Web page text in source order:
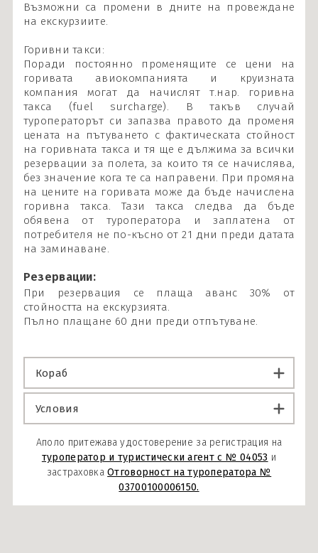
Възможни са промени в дните на провеждане
на екскурзиите.
Горивни такси:
Поради постоянно променящите се цени на
горивата авиокомпанията и круизната
компания могат да начислят т.нар. горивна
такса (fuel surcharge). В такъв случай
туроператорът си запазва правото да променя
цената на пътуването с фактическата стойност
на горивната такса и тя ще е дължима за всички
резервации за полета, за които тя се начислява,
без значение кога те са направени. При промяна
на цените на горивата може да бъде начислена
горивна такса. Тази такса следва да бъде
обявена от туроператора и заплатена от
потребителя не по-късно от 21 дни преди датата
на заминаване.
Резервации:
При резервация се плаща аванс 30% от
стойността на екскурзията.
Пълно плащане 60 дни преди отпътуване.
Кораб
Условия
Аполо притежава удостоверение за регистрация на
туроператор и туристически агент с № 04053 и
застраховкаОтговорност на туроператора №
03700100006150.